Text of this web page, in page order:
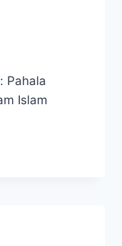
Pahala
Islam